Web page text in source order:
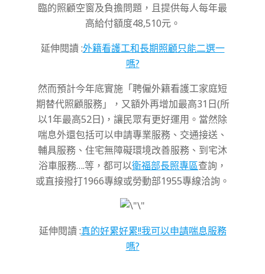
臨的照顧空窗及負擔問題，且提供每人每年最
高給付額度48,510元。
延伸閱讀 :外籍看護工和長期照顧只能二選一
嗎?
然而預計今年底實施「聘僱外籍看護工家庭短
期替代照顧服務」，又額外再增加最高31日(所
以1年最高52日)，讓民眾有更好運用。當然除
喘息外還包括可以申請專業服務、交通接送、
輔具服務、住宅無障礙環境改善服務、到宅沐
浴車服務….等，都可以衛福部長照專區查詢，
或直接撥打1966專線或勞動部1955專線洽詢。
延伸閱讀 :真的好累好累!!我可以申請喘息服務
嗎?